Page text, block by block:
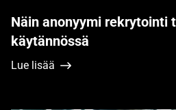
Näin anonyymi rekrytointi
käytännössä
Lue lisää